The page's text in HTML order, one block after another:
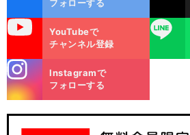
フォローする
YouTubeで
チャンネル登録
LINE
m
Instagramで
フォローする